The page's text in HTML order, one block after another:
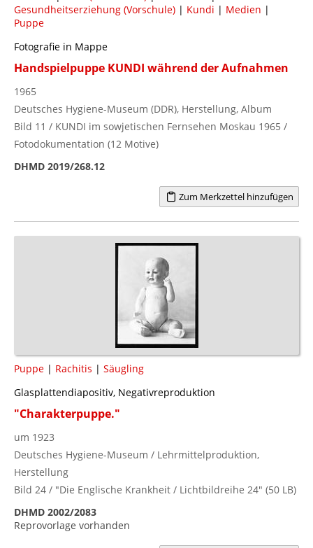
Gesundheitserziehung (Vorschule) | Kundi | Medien |
Puppe
Fotografie in Mappe
Handspielpuppe KUNDI während der Aufnahmen
1965
Deutsches Hygiene-Museum (DDR), Herstellung, Album
Bild 11 / KUNDI im sowjetischen Fernsehen Moskau 1965 /
Fotodokumentation (12 Motive)
DHMD 2019/268.12
Zum Merkzettel hinzufügen
Puppe | Rachitis | Säugling
Glasplattendiapositiv, Negativreproduktion
"Charakterpuppe."
um 1923
Deutsches Hygiene-Museum / Lehrmittelproduktion,
Herstellung
Bild 24 / "Die Englische Krankheit / Lichtbildreihe 24" (50 LB)
DHMD 2002/2083
Reprovorlage vorhanden